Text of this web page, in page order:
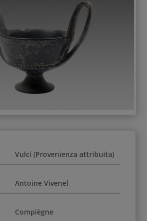
Vulci (Provenienza attribuita)
Antoine Vivenel
Compiègne